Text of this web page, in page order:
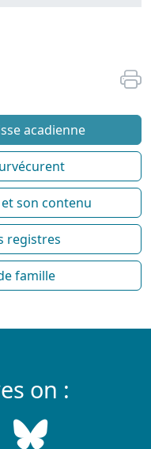
acadienne
son contenu
registres
famille
on :